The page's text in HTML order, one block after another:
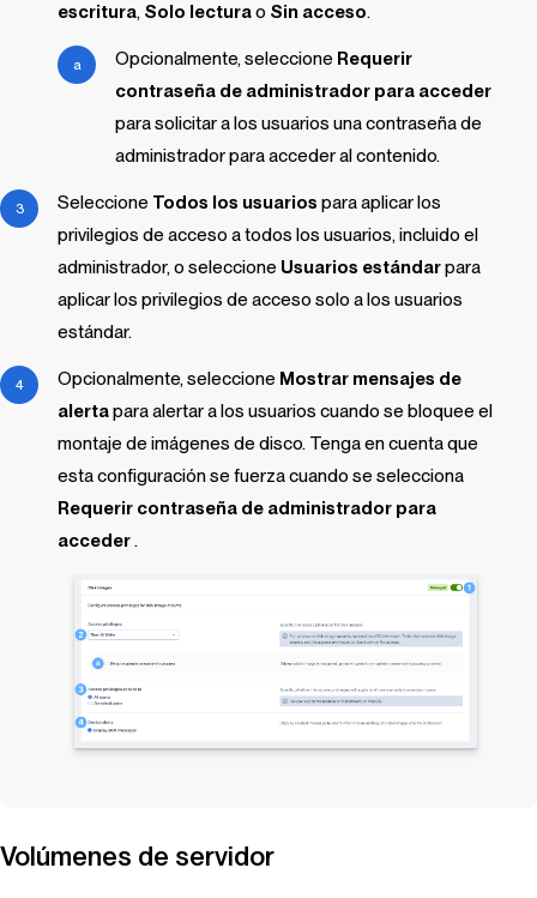
escritura, Solo lecturao Sin acceso.
Opcionalmente, seleccione Requerir
contraseña de administrador para acceder
para solicitar a los usuarios una contraseña de
administrador para acceder al contenido.
Seleccione Todos los usuarios para aplicar los
privilegios de acceso a todos los usuarios, incluido el
administrador, o seleccione Usuarios estándarpara
aplicar los privilegios de acceso solo a los usuarios
estándar.
Opcionalmente, seleccione Mostrar mensajes de
alertapara alertar a los usuarios cuando se bloquee el
montaje de imágenes de disco. Tenga en cuenta que
esta configuración se fuerza cuando se selecciona
Requerir contraseña de administrador para
acceder.
Volúmenes de servidor